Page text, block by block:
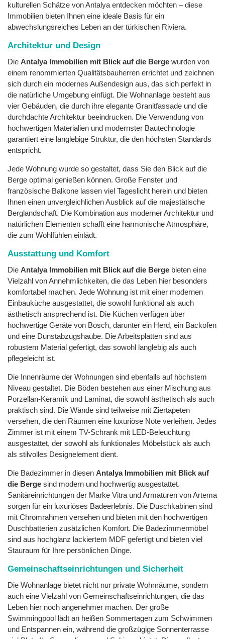
kulturellen Schätze von Antalya entdecken möchten – diese
Immobilien bieten Ihnen eine ideale Basis für ein
abwechslungsreiches Leben an der türkischen Riviera.
Architektur und Design
Die Antalya Immobilien mit Blick auf die Berge wurden von
einem renommierten Qualitätsbauherren errichtet und zeichnen
sich durch ein modernes Außendesign aus, das sich perfekt in
die natürliche Umgebung einfügt. Die Wohnanlage besteht aus
vier Gebäuden, die durch ihre elegante Granitfassade und die
durchdachte Architektur beeindrucken. Die Verwendung von
hochwertigen Materialien und modernster Bautechnologie
garantiert eine langlebige Struktur, die den höchsten Standards
entspricht.
Jede Wohnung wurde so gestaltet, dass Sie den Blick auf die
Berge optimal genießen können. Große Fenster und
französische Balkone lassen viel Tageslicht herein und bieten
Ihnen einen unvergleichlichen Ausblick auf die majestätische
Berglandschaft. Die Kombination aus moderner Architektur und
natürlichen Elementen schafft eine harmonische Atmosphäre,
die zum Wohlfühlen einlädt.
Ausstattung und Komfort
Die Antalya Immobilien mit Blick auf die Berge bieten eine
Vielzahl von Annehmlichkeiten, die das Leben hier besonders
komfortabel machen. Jede Wohnung ist mit einer modernen
Einbauküche ausgestattet, die sowohl funktional als auch
ästhetisch ansprechend ist. Die Küchen verfügen über
hochwertige Geräte von Bosch, darunter ein Herd, ein Backofen
und eine Dunstabzugshaube. Die Arbeitsplatten sind aus
robustem Material gefertigt, das sowohl langlebig als auch
pflegeleicht ist.
Die Innenräume der Wohnungen sind ebenfalls auf höchstem
Niveau gestaltet. Die Böden bestehen aus einer Mischung aus
Porzellan-Keramik und Laminat, die sowohl ästhetisch als auch
praktisch sind. Die Wände sind teilweise mit Ziertapeten
versehen, die den Räumen eine luxuriöse Note verleihen. Jedes
Zimmer ist mit einem TV-Schrank mit LED-Beleuchtung
ausgestattet, der sowohl als funktionales Möbelstück als auch
als stilvolles Designelement dient.
Die Badezimmer in diesen Antalya Immobilien mit Blick auf
die Berge sind modern und hochwertig ausgestattet.
Sanitäreinrichtungen der Marke Vitra und Armaturen von Artema
sorgen für ein luxuriöses Badeerlebnis. Die Duschkabinen sind
mit Chromrahmen versehen und bieten mit den hochwertigen
Duschbatterien zusätzlichen Komfort. Die Badezimmermöbel
sind aus hochglanz lackiertem MDF gefertigt und bieten viel
Stauraum für Ihre persönlichen Dinge.
Gemeinschaftseinrichtungen und Sicherheit
Die Wohnanlage bietet nicht nur private Wohnräume, sondern
auch eine Vielzahl von Gemeinschaftseinrichtungen, die das
Leben hier noch angenehmer machen. Der große
Swimmingpool lädt an heißen Sommertagen zum Schwimmen
und Entspannen ein, während die großzügige Sonnenterrasse